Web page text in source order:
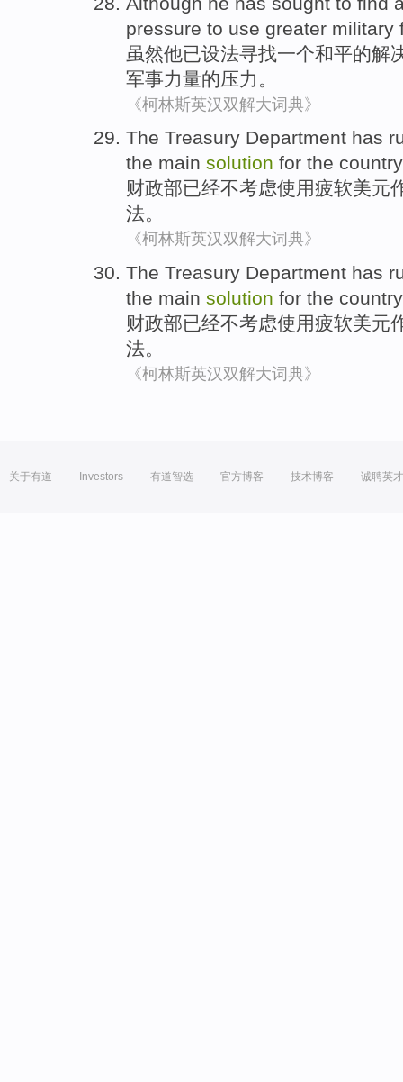
pressure to use greater military
虽然他已设法寻找一个和平的解
军事力量的压力 。
《柯林斯英汉双解大词典》
The Treasury Department has
the main solution for the
财政部已经不考虑使用疲软美元
法。
《柯林斯英汉双解大词典》
The Treasury Department has
the main solution for the
财政部已经不考虑使用疲软美元
法。
《柯林斯英汉双解大词典》
关于有道 Investors 有道智选 官方博客 技术博客 诚聘英才